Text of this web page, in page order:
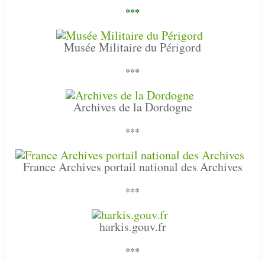
***
Musée Militaire du Périgord
***
Archives de la Dordogne
***
France Archives portail national des Archives
***
harkis.gouv.fr
***